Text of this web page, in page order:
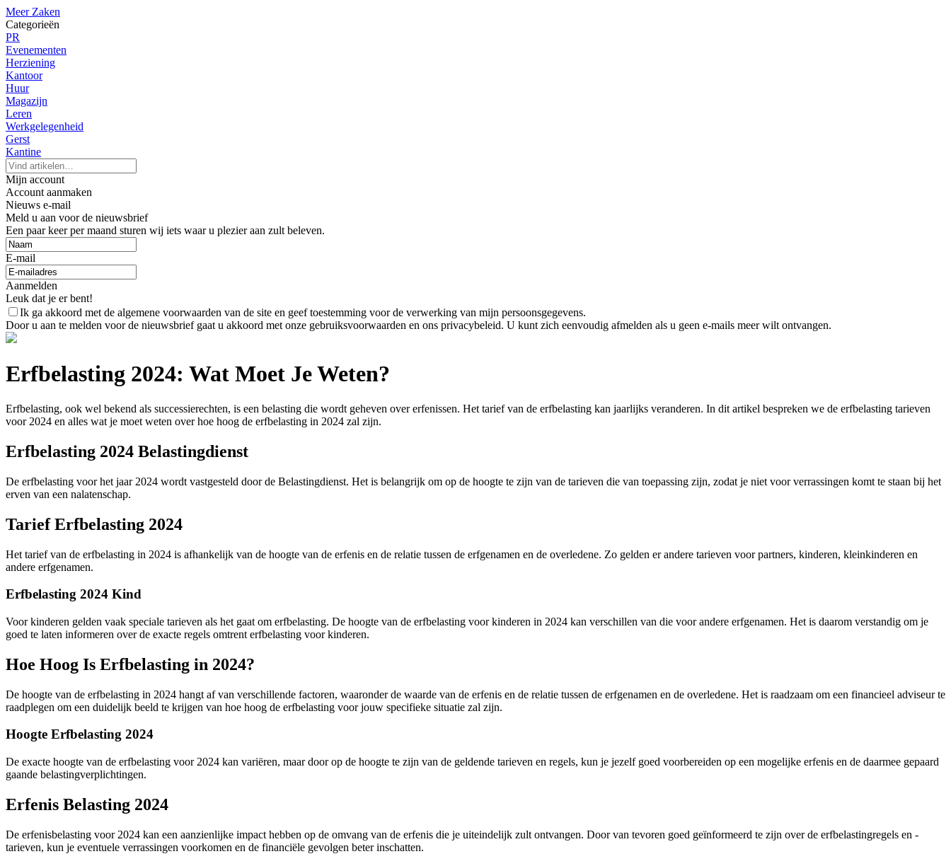
Meer Zaken
Categorieën
PR
Evenementen
Herziening
Kantoor
Huur
Magazijn
Leren
Werkgelegenheid
Gerst
Kantine
Mijn account
Account aanmaken
Nieuws e-mail
Meld u aan voor de nieuwsbrief
Een paar keer per maand sturen wij iets waar u plezier aan zult beleven.
E-mail
Aanmelden
Leuk dat je er bent!
Ik ga akkoord met de algemene voorwaarden van de site en geef toestemming voor de verwerking van mijn persoonsgegevens.
Door u aan te melden voor de nieuwsbrief gaat u akkoord met onze gebruiksvoorwaarden en ons privacybeleid. U kunt zich eenvoudig afmelden als u geen e-mails meer wilt ontvangen.
Erfbelasting 2024: Wat Moet Je Weten?
Erfbelasting, ook wel bekend als successierechten, is een belasting die wordt geheven over erfenissen. Het tarief van de erfbelasting kan jaarlijks veranderen. In dit artikel bespreken we de erfbelasting tarieven
voor 2024 en alles wat je moet weten over hoe hoog de erfbelasting in 2024 zal zijn.
Erfbelasting 2024 Belastingdienst
De erfbelasting voor het jaar 2024 wordt vastgesteld door de Belastingdienst. Het is belangrijk om op de hoogte te zijn van de tarieven die van toepassing zijn, zodat je niet voor verrassingen komt te staan bij het
erven van een nalatenschap.
Tarief Erfbelasting 2024
Het tarief van de erfbelasting in 2024 is afhankelijk van de hoogte van de erfenis en de relatie tussen de erfgenamen en de overledene. Zo gelden er andere tarieven voor partners, kinderen, kleinkinderen en
andere erfgenamen.
Erfbelasting 2024 Kind
Voor kinderen gelden vaak speciale tarieven als het gaat om erfbelasting. De hoogte van de erfbelasting voor kinderen in 2024 kan verschillen van die voor andere erfgenamen. Het is daarom verstandig om je
goed te laten informeren over de exacte regels omtrent erfbelasting voor kinderen.
Hoe Hoog Is Erfbelasting in 2024?
De hoogte van de erfbelasting in 2024 hangt af van verschillende factoren, waaronder de waarde van de erfenis en de relatie tussen de erfgenamen en de overledene. Het is raadzaam om een financieel adviseur te
raadplegen om een duidelijk beeld te krijgen van hoe hoog de erfbelasting voor jouw specifieke situatie zal zijn.
Hoogte Erfbelasting 2024
De exacte hoogte van de erfbelasting voor 2024 kan variëren, maar door op de hoogte te zijn van de geldende tarieven en regels, kun je jezelf goed voorbereiden op een mogelijke erfenis en de daarmee gepaard
gaande belastingverplichtingen.
Erfenis Belasting 2024
De erfenisbelasting voor 2024 kan een aanzienlijke impact hebben op de omvang van de erfenis die je uiteindelijk zult ontvangen. Door van tevoren goed geïnformeerd te zijn over de erfbelastingregels en -
tarieven, kun je eventuele verrassingen voorkomen en de financiële gevolgen beter inschatten.